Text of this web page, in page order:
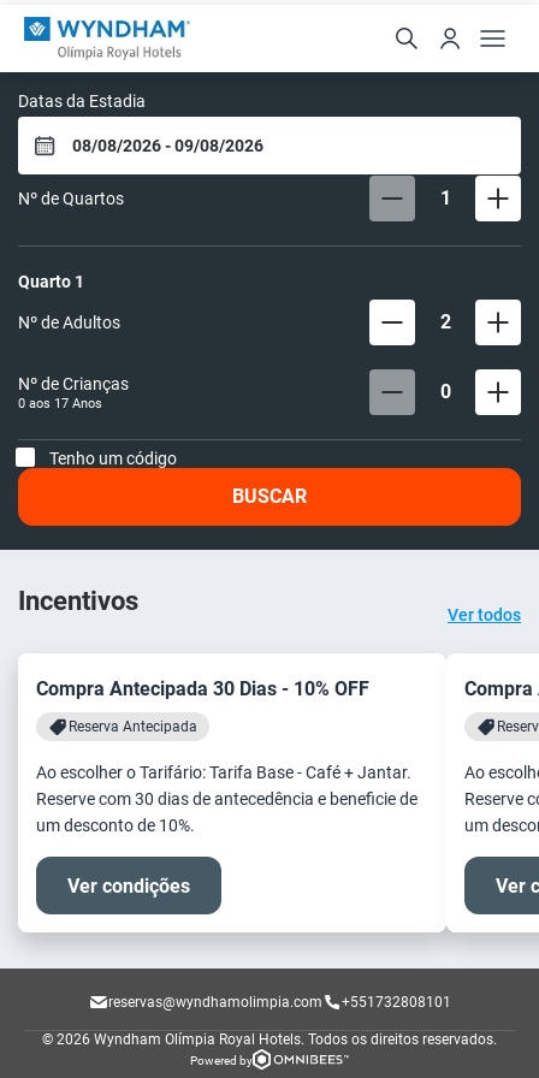
Wyndham Olímpia
Datas da Estadia
Nº de Quartos 1
Quarto 1
Nº de Adultos 2
Nº de Crianças
0 aos 17 Anos 0
Tenho um código
BUSCAR
Incentivos Ver todos
Compra Antecipada 30 Dias - 10% OFF
Reserva Antecipada
Ao escolher o Tarifário: Tarifa Base - Café + Jantar.
Reserve com 30 dias de antecedência e beneficie de
um desconto de 10%.
Ver condições
Compra
Ao
Reserve
um
Ver
reservas@wyndhamolimpia.com +551732808101
© 2026 Wyndham Olímpia Royal Hotels. Todos os direitos reservados.
Powered by